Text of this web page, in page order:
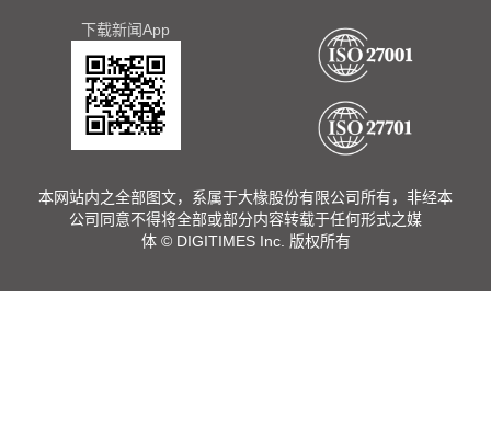
下载新闻App
本网站内之全部图文，系属于大椽股份有限公司所有，非经本
公司同意不得将全部或部分内容转载于任何形式之媒
体 © DIGITIMES Inc. 版权所有